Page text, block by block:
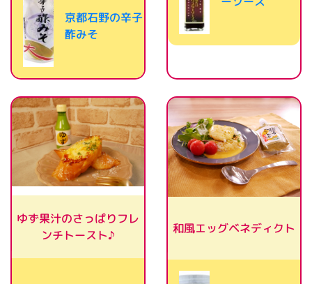
京都石野の辛子
酢みそ
ゆず果汁のさっぱりフレ
ンチトースト♪ 和風エッグベネディクト